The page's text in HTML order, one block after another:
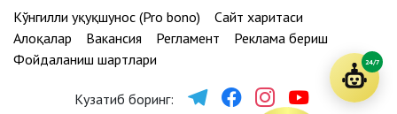
Кўнгилли ҳуқуқшунос (Pro bono)
Сайт харитаси
Алоқалар
Вакансия Регламент
Реклама бериш
Фойдаланиш шартлари
Кузатиб боринг:
24/7